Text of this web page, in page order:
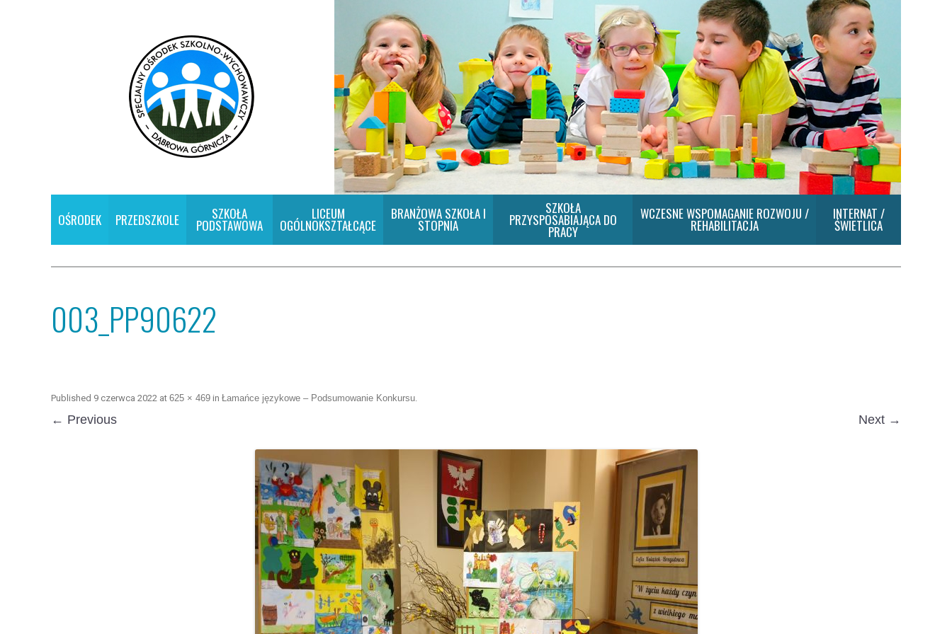
OŚRODEK PRZEDSZKOLE SZKOŁA
PODSTAWOWA
LICEUM
OGÓLNOKSZTAŁCĄCE
BRANŻOWA SZKOŁA I
STOPNIA
SZKOŁA
PRZYSPOSABIAJĄCA DO
PRACY
WCZESNE WSPOMAGANIE ROZWOJU /
REHABILITACJA
INTERNAT /
ŚWIETLICA
003_PP90622
Published 9 czerwca 2022 at 625 × 469 in Łamańce językowe – Podsumowanie Konkursu.
← Previous Next →